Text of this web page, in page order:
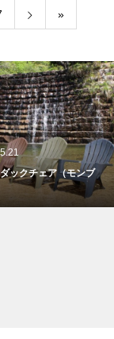
»
ックチェア（モンブ